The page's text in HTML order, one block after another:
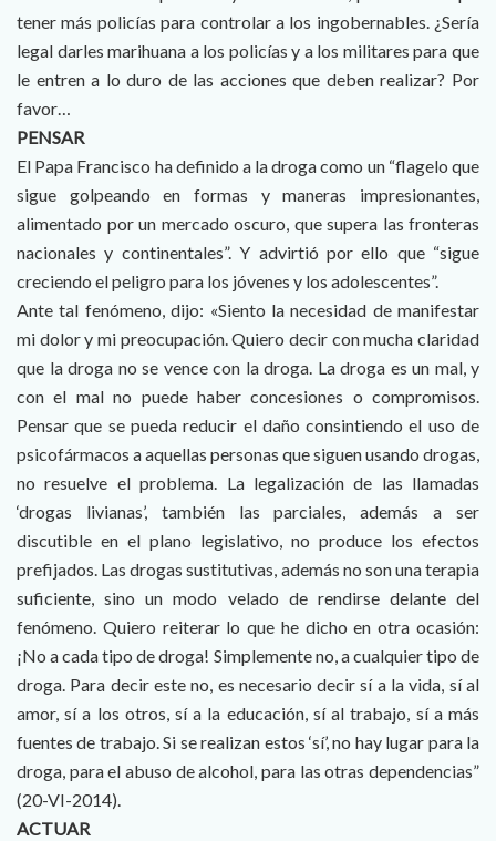
tener más policías para controlar a los ingobernables. ¿Sería
legal darles marihuana a los policías y a los militares para que
le entren a lo duro de las acciones que deben realizar? Por
favor…
PENSAR
El Papa Francisco ha definido a la droga como un “flagelo que
sigue golpeando en formas y maneras impresionantes,
alimentado por un mercado oscuro, que supera las fronteras
nacionales y continentales”. Y advirtió por ello que “sigue
creciendo el peligro para los jóvenes y los adolescentes”.
Ante tal fenómeno, dijo: «Siento la necesidad de manifestar
mi dolor y mi preocupación. Quiero decir con mucha claridad
que la droga no se vence con la droga. La droga es un mal, y
con el mal no puede haber concesiones o compromisos.
Pensar que se pueda reducir el daño consintiendo el uso de
psicofármacos a aquellas personas que siguen usando drogas,
no resuelve el problema. La legalización de las llamadas
‘drogas livianas’, también las parciales, además a ser
discutible en el plano legislativo, no produce los efectos
prefijados. Las drogas sustitutivas, además no son una terapia
suficiente, sino un modo velado de rendirse delante del
fenómeno. Quiero reiterar lo que he dicho en otra ocasión:
¡No a cada tipo de droga! Simplemente no, a cualquier tipo de
droga. Para decir este no, es necesario decir sí a la vida, sí al
amor, sí a los otros, sí a la educación, sí al trabajo, sí a más
fuentes de trabajo. Si se realizan estos ‘sí’, no hay lugar para la
droga, para el abuso de alcohol, para las otras dependencias”
(20-VI-2014).
ACTUAR